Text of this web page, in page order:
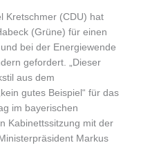
Kretschmer (CDU) hat
(Grüne) für einen
bei der Energiewende
gefordert. „Dieser
aus dem
gutes Beispiel“ für das
im bayerischen
Kabinettssitzung mit der
Markus